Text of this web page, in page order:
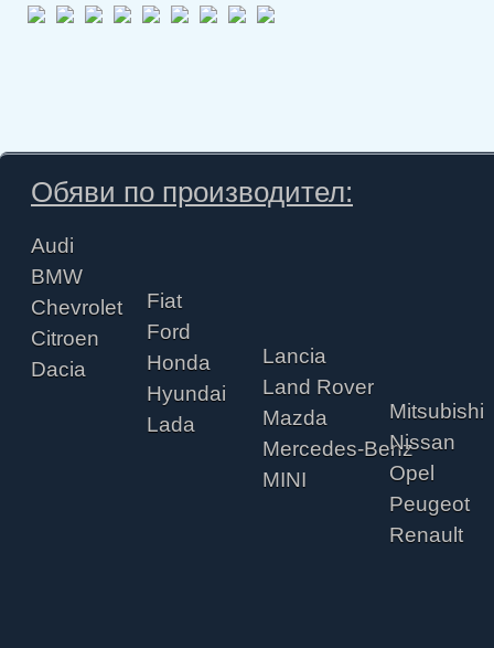
Обяви по производител:
Audi
BMW
Chevrolet
Citroen
Dacia
Fiat
Ford
Honda
Hyundai
Lada
Lancia
Land Rover
Mazda
Mercedes-Benz
MINI
Mitsubishi
Nissan
Opel
Peugeot
Renault